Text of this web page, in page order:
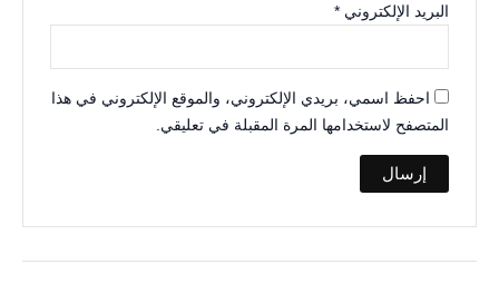
البريد الإلكتروني*
احفظ اسمي، بريدي الإلكتروني، والموقع الإلكتروني في هذا
المتصفح لاستخدامها المرة المقبلة في تعليقي.